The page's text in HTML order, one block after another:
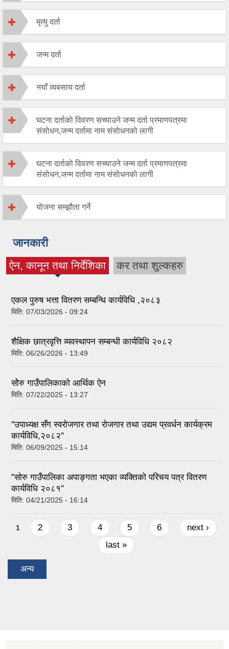
मृत्यु दर्ता
जन्म दर्ता
नयाँ व्यबसाय दर्ता
घटना दर्ताकाे विवरण सच्याउने जन्म दर्ता प्रमाणपत्रमा
संसाेधन,जन्म दर्तामा नाम संसाेधनकाे लागी
घटना दर्ताकाे विवरण सच्याउने जन्म दर्ता प्रमाणपत्रमा
संसाेधन,जन्म दर्तामा नाम संसाेधनकाे लागी
याेजना सम्झौता गर्ने
जानकारी
ऐन, कानून तथा निर्देशिका
(active tab) कर तथा शुल्कहरु
एकल पुरुष भत्ता वितरण सम्बन्धि कार्यविधि ,२०८३
मिति: 07/03/2026 - 09:24
शैक्षिक छात्रवृत्ति व्यवस्थापन सम्बन्धी कार्यविधि २०८२
मिति: 06/26/2026 - 13:49
सोेरु गाउँपालिकाको आर्थिक ऐन
मिति: 07/22/2025 - 13:27
''उपाध्यक्ष सँग स्वरोजगार तथा रोजगार तथा उद्यम प्रवर्धन कार्यक्रम
कार्यविधि,२०८२''
मिति: 06/09/2025 - 15:14
"सोरु गाउँपालिका अपाङ्गता भएका व्यक्तिको परिचय पत्र वितरण
कार्यविधि २०८१"
मिति: 04/21/2025 - 16:14
Pages
1 2 3 4 5 6
next ›
last »
अन्य